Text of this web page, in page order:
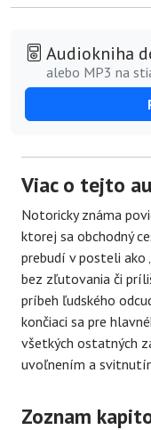
Audiokniha
alebo MP3 na
Viac o tejto
Notoricky známa
ktorej sa obchodný
prebudí v posteli ako
bez zľutovania či
príbeh ľudského
končiaci sa pre
všetkých ostatných
uvoľnením a
Zoznam